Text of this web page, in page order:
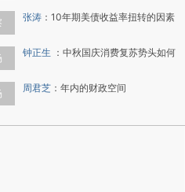
张涛 ： 10年期美债收益率扭转的因素
钟正生 ： 中秋国庆消费复苏势头如何
周君芝 ： 年内的财政空间